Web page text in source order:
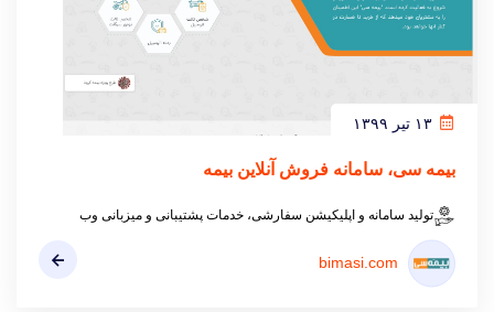
بیمه سی، سامانه فروش آنلاین بیمه
تولید سامانه و اپلیکیشن سفارشی، خدمات پشتیبانی و میزبانی وب
bimasi.com